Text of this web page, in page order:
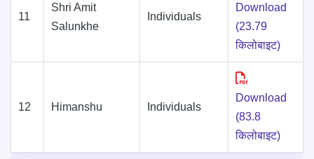
11
Shri Amit
Salunkhe
Individuals
Download
(23.79
किलोबाइट)
12 Himanshu Individuals
Download
(83.8
किलोबाइट)